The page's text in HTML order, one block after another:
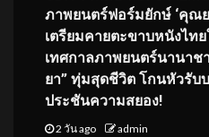
ภาพยนตร์ฟอร์มยักษ์ ‘คุณย
เตรียมคายตะขาบหนังไ
เทศกาลภาพยนตร์นานาช
ยา” ทุ่มสุดชีวิต โกนหัวรั
ประชันความสยอง!
2 วัน ago admin